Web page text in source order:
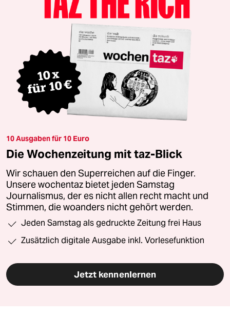
10 Ausgaben für 10 Euro
Die Wochenzeitung mit taz-Blick
Wir schauen den Superreichen auf die Finger.
Unsere wochentaz bietet jeden Samstag
Journalismus, der es nicht allen recht macht und
Stimmen, die woanders nicht gehört werden.
Jeden Samstag als gedruckte Zeitung frei Haus
Zusätzlich digitale Ausgabe inkl. Vorlesefunktion
Jetzt kennenlernen